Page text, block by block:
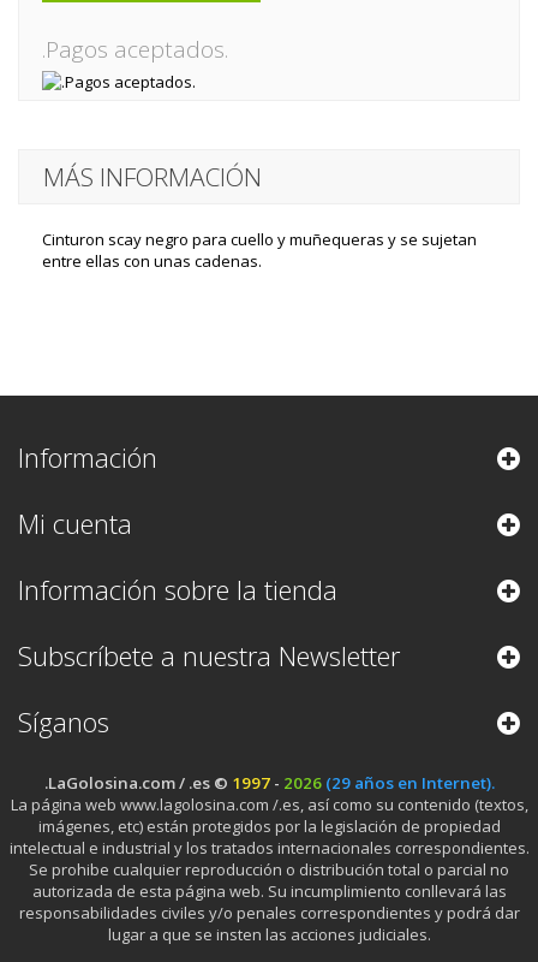
.Pagos aceptados.
MÁS INFORMACIÓN
Cinturon scay negro para cuello y muñequeras y se sujetan
entre ellas con unas cadenas.
Información
Mi cuenta
Información sobre la tienda
Subscríbete a nuestra Newsletter
Síganos
.LaGolosina.com / .es © 1997- 2026 (29 años en Internet).
La página web www.lagolosina.com /.es, así como su contenido (textos,
imágenes, etc) están protegidos por la legislación de propiedad
intelectual e industrial y los tratados internacionales correspondientes.
Se prohibe cualquier reproducción o distribución total o parcial no
autorizada de esta página web. Su incumplimiento conllevará las
responsabilidades civiles y/o penales correspondientes y podrá dar
lugar a que se insten las acciones judiciales.